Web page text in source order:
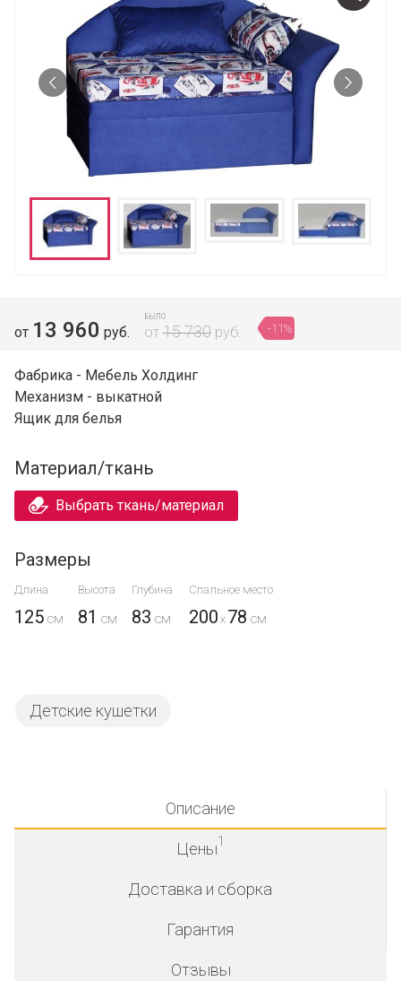
от 13 960 руб.
БЫЛО
от 15 730 руб. -11%
Фабрика - Мебель Холдинг
Механизм - выкатной
Ящик для белья
Материал/ткань
Выбрать ткань/материал
Размеры
Длина Высота Глубина Спальное место
125 81 83 200 x 78
Детские кушетки
Описание
Цены1
Доставка и сборка
Гарантия
Отзывы